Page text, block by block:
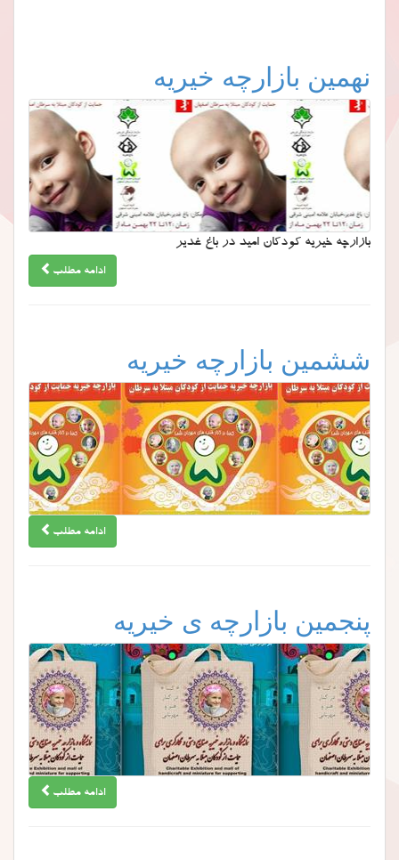
نهمین بازارچه خیریه
بازارچه خیریه کودکان امید در باغ غدیر
ادامه مطلب
ششمین بازارچه خیریه
ادامه مطلب
پنجمین بازارچه ی خیریه
ادامه مطلب